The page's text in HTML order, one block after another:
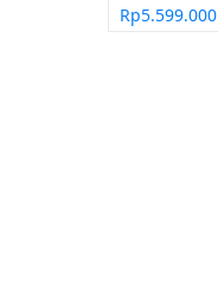
Rp5.599.000